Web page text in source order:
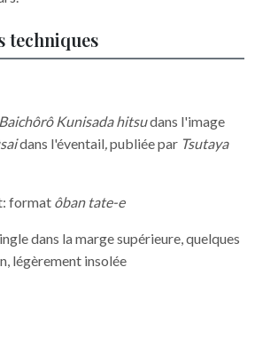
techniques
Baichôrô Kunisada hitsudans l'image
dans l'éventail,publiée par Tsutaya
format ôban tate-e
dans la marge supérieure, quelques
légèrement insolée